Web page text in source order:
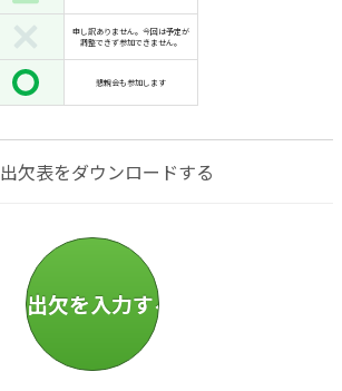
申し訳ありません。今回は予定が
調整できず参加できません。
懇親会も参加します
出欠表をダウンロードする